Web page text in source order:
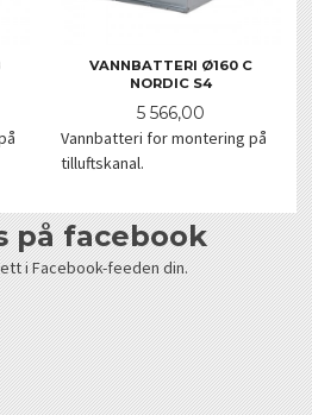
VANNBATTERI Ø160 C
NORDIC S4
Pris
5 566,00
Vannbatteri for montering på
tilluftskanal.
på facebook
i Facebook-feeden din.